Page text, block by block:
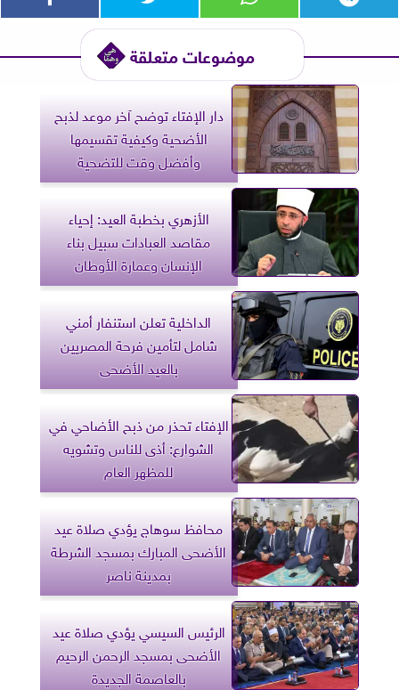
موضوعات متعلقة
دار الإفتاء توضح آخر موعد لذبح
الأضحية وكيفية تقسيمها
وأفضل وقت للتضحية
الأزهري بخطبة العيد: إحياء
مقاصد العبادات سبيل بناء
الإنسان وعمارة الأوطان
الداخلية تعلن استنفار أمني
شامل لتأمين فرحة المصريين
بالعيد الأضحى
الإفتاء تحذر من ذبح الأضاحي في
الشوارع: أذى للناس وتشويه
للمظهر العام
محافظ سوهاج يؤدي صلاة عيد
الأضحى المبارك بمسجد الشرطة
بمدينة ناصر
الرئيس السيسي يؤدي صلاة عيد
الأضحى بمسجد الرحمن الرحيم
بالعاصمة الجديدة